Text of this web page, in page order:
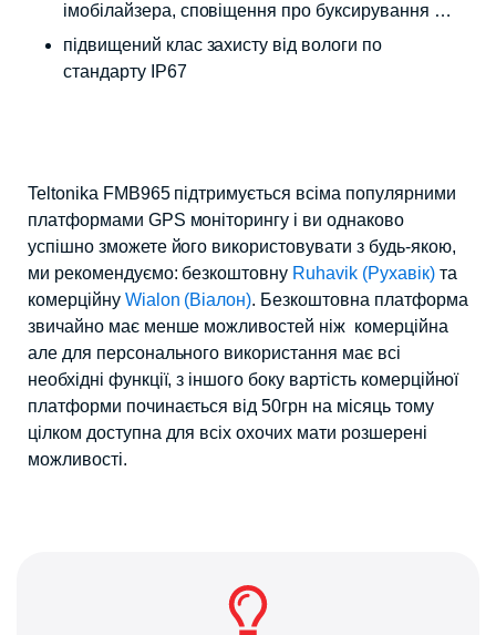
імобілайзера, сповіщення про буксирування …
підвищений клас захисту від вологи по
стандарту IP67
Teltonika FMB965 підтримується всіма популярними
платформами GPS моніторингу і ви однаково
успішно зможете його використовувати з будь-якою,
ми рекомендуємо: безкоштовну Ruhavik (Рухавік)та
комерційну Wialon (Віалон). Безкоштовна платформа
звичайно має менше можливостей ніж комерційна
але для персонального використання має всі
необхідні функції, з іншого боку вартість комерційної
платформи починається від 50грн на місяць тому
цілком доступна для всіх охочих мати розшерені
можливості.